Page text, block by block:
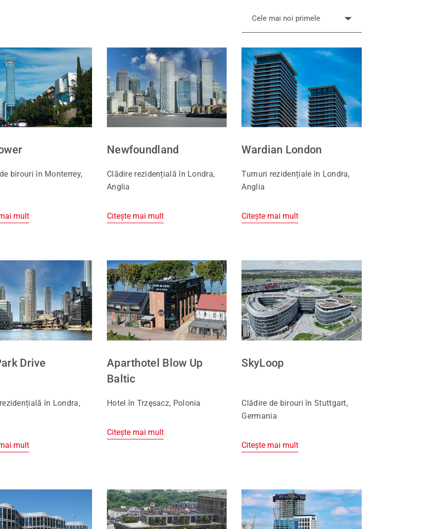
Cele mai noi primele
birouri în Monterrey,
mult
Newfoundland
Clădire rezidențială în Londra,
Anglia
Citește mai mult
Wardian London
Turnuri rezidențiale în Londra,
Anglia
Citește mai mult
Drive
în Londra,
mult
Aparthotel Blow Up
Baltic
Hotel în Trzęsacz, Polonia
Citește mai mult
SkyLoop
Clădire de birouri în Stuttgart,
Germania
Citește mai mult